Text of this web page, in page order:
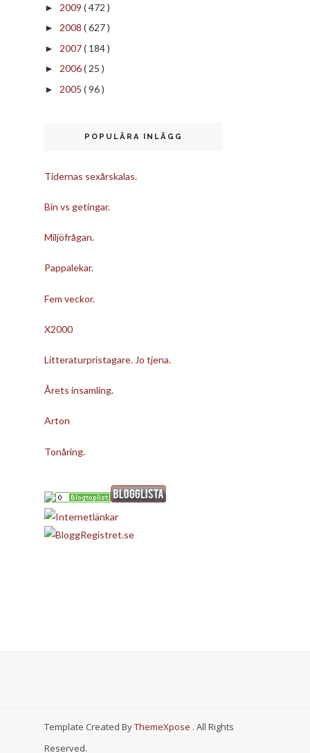
► 2009 ( 472 )
► 2008 ( 627 )
► 2007( 184 )
► 2006( 25 )
► 2005 ( 96 )
POPULÄRA INLÄGG
Tidernas sexårskalas.
Bin vs getingar.
Miljöfrågan.
Pappalekar.
Fem veckor.
X2000
Litteraturpristagare. Jo tjena.
Årets insamling.
Arton
Tonåring.
Template Created ByThemeXpose . All Rights
Reserved.